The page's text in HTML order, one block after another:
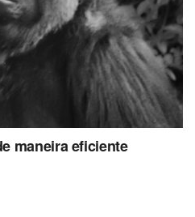
maneira eficiente